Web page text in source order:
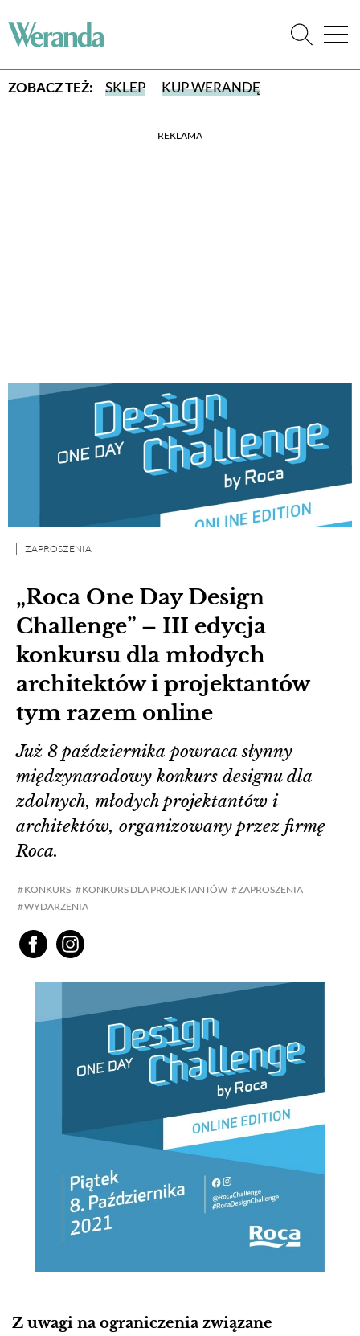
ZOBACZ TEŻ: SKLEP KUP WERANDĘ
REKLAMA
„Roca One Day Design
Challenge” – III edycja
konkursu dla młodych
architektów i projektantów
tym razem online
ZAPROSZENIA
KONKURS KONKURS DLA PROJEKTANTÓW
ZAPROSZENIA
WYDARZENIA
Już 8 października powraca słynny
międzynarodowy konkurs designu dla
zdolnych, młodych projektantów i
architektów, organizowany przez firmę
Roca.
Z uwagi na ograniczenia związane